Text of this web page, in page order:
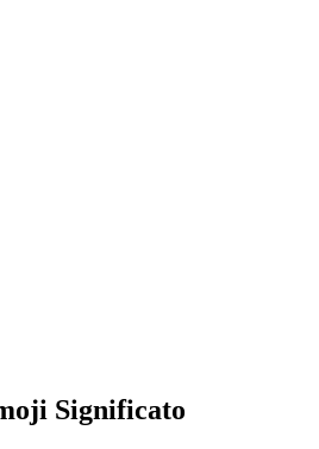
Significato